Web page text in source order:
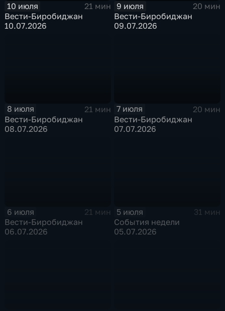
10 июля
21 мин
Вести-Биробиджан
10.07.2026
9 июля
20 мин
Вести-Биробиджан
09.07.2026
8 июля
21 мин
Вести-Биробиджан
08.07.2026
7 июля
20 мин
Вести-Биробиджан
07.07.2026
6 июля
21 мин
Вести-Биробиджан
06.07.2026
5 июля
31 мин
События недели
05.07.2026